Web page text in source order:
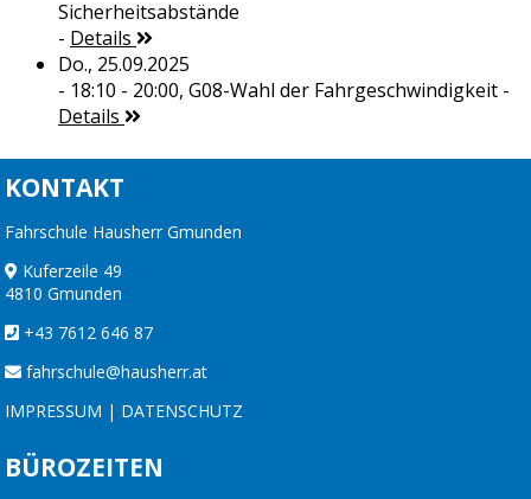
Sicherheitsabstände
- Details
Do., 25.09.2025
- 18:10 - 20:00, G08-Wahl der Fahrgeschwindigkeit-
Details
KONTAKT
Fahrschule Hausherr Gmunden
Kuferzeile 49
4810 Gmunden
+43 7612 646 87
fahrschule@hausherr.at
IMPRESSUM | DATENSCHUTZ
BÜROZEITEN